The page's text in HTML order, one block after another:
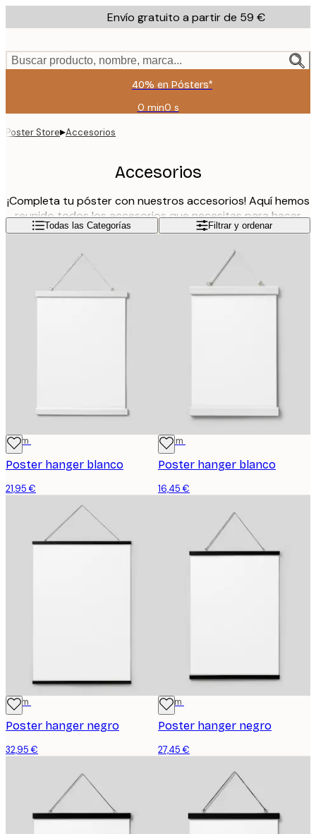
to
content.
Envío gratuito a partir de 59 €
Buscar producto, nombre, marca...
40% en Pósters*
0 min0 s
Válido
Poster Store▸Accesorios
Accesorios
¡Completa tu póster con nuestros accesorios! Aquí hemos
reunido todos los accesorios que necesitas para hacer
que tu cuadro esté completo. Encontrarás de todo: desde
colgar para tu póster. ¡Utiliza nuestros accesorios para
crear tu decoración de pared perfecta!
Leer más
Todas las Categorías Filtrar y ordenar
31 cm
Poster hanger blanco
21,95 €
22 cm
Poster hanger blanco
16,45 €
71 cm
Poster hanger negro
32,95 €
51 cm
Poster hanger negro
27,45 €